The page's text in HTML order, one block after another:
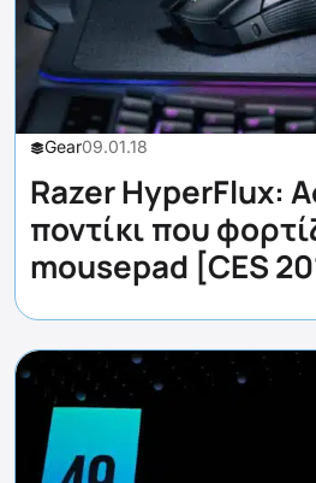
Gear09.01.18
Razer HyperFlux:
ποντίκι που
mousepad [CES